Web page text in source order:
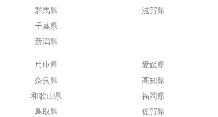
群馬県
千葉県
新潟県
滋賀県
兵庫県
奈良県
和歌山県
鳥取県
愛媛県
高知県
福岡県
佐賀県